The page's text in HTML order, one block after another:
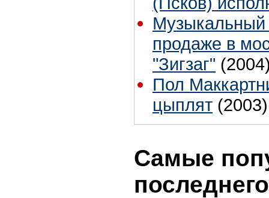
Музыкальный
продаже в
"Зигзаг"
Пол
цыплят (2003)
Самые